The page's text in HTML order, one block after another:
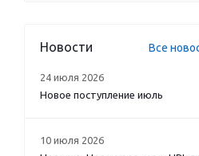
Новости Все
24 июля 2026
Новое поступление июль
10 июля 2026